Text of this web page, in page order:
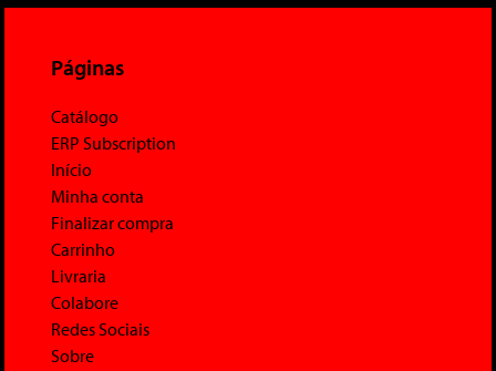
Páginas
Catálogo
ERP Subscription
Início
Minha conta
Finalizar compra
Carrinho
Livraria
Colabore
Redes Sociais
Sobre